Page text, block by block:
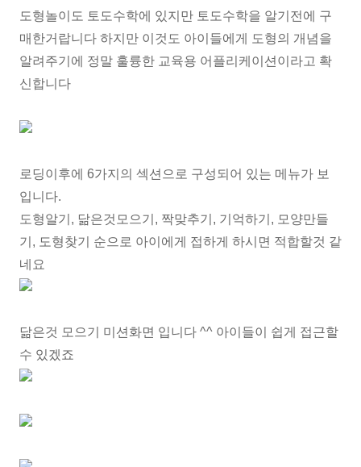
도형놀이도 토도수학에 있지만 토도수학을 알기전에 구
매한거랍니다 하지만 이것도 아이들에게 도형의 개념을
알려주기에 정말 훌륭한 교육용 어플리케이션이라고 확
신합니다
로딩이후에 6가지의 섹션으로 구성되어 있는 메뉴가 보
입니다.
도형알기, 닮은것모으기, 짝맞추기, 기억하기, 모양만들
기, 도형찾기 순으로 아이에게 접하게 하시면 적합할것 같
네요
닮은것 모으기 미션화면 입니다 ^^ 아이들이 쉽게 접근할
수 있겠죠